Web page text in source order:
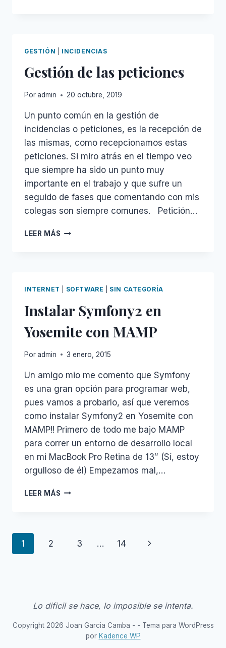
GESTIÓN INCIDENCIAS
Gestión de las peticiones
Poradmin 20 octubre, 2019
Un punto común en la gestión de
incidencias o peticiones, es la recepción de
las mismas, como recepcionamos estas
peticiones. Si miro atrás en el tiempo veo
que siempre ha sido un punto muy
importante en el trabajo y que sufre un
seguido de fases que comentando con mis
colegas son siempre comunes. Petición…
LEER MÁS GESTIÓN
INTERNET SOFTWARE SIN CATEGORÍA
Instalar Symfony2 en
Yosemite con MAMP
Poradmin 3 enero, 2015
Un amigo mio me comento que Symfony
es una gran opción para programar web,
pues vamos a probarlo, así que veremos
como instalar Symfony2 en Yosemite con
MAMP!! Primero de todo me bajo MAMP
para correr un entorno de desarrollo local
en mi MacBook Pro Retina de 13″ (Sí, estoy
orgulloso de él) Empezamos mal,…
LEER MÁS INSTALAR
MAMP
Navegación
1 2 3 … 14
Siguiente
Lo dificil se hace, lo imposible se intenta.
Copyright 2026 Joan Garcia Camba - - Tema para WordPress
por Kadence WP